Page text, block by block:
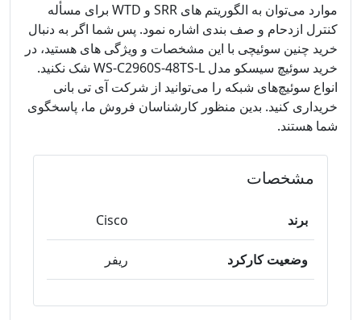
موارد می‌توان به الگوریتم های SRR و WTD برای مسأله
کنترل ازدحام و صف بندی اشاره نمود. پس شما اگر به دنبال
خرید چنین سوئیچی با این مشخصات و ویژگی های هستید، در
خرید سوئیچ سیسکو مدل WS-C2960S-48TS-L شک نکنید.
انواع سوئیچ‌های شبکه را می‌توانید از شرکت آی‌ تی بانی
خریداری کنید. بدین منظور کارشناسان فروش ما، پاسخگوی
شما هستند.
مشخصات
برند Cisco
وضعیت کارکرد ریفر